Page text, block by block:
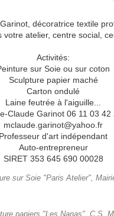
décoratrice textile
votre atelier, centre social,
Activités:
sur Soie ou sur coton
Sculpture papier maché
Carton ondulé
Laine feutrée à l'aiguille...
Claude Garinot 06 11 03 42
mclaude.garinot@yahoo.fr
Professeur d'art indépendant
Auto-entrepreneur
SIRET 353 645 690 00028
sur Soie "Paris Atelier",
papiers "Les Nanas". C.S.